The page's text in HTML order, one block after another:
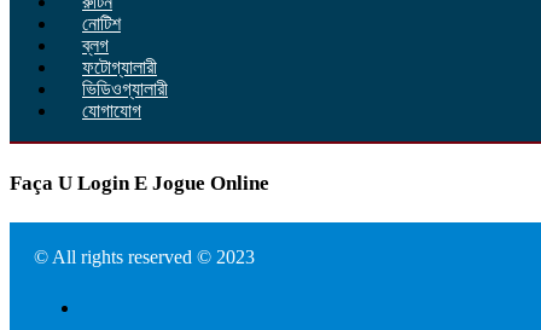
নোটিশ
ব্লগ
ফটোগ্যালারী
ভিডিওগ্যালারী
যোগাযোগ
Faça U Login E Jogue Online
© All rights reserved © 2023